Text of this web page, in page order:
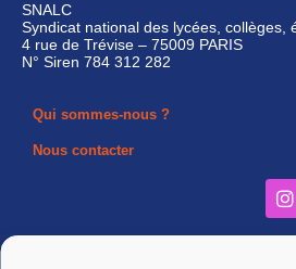
SNALC
Syndicat national des lycées, collèges,
4 rue de Trévise – 75009 PARIS
N° Siren 784 312 282
Qui sommes-nous ?
Nous contacter